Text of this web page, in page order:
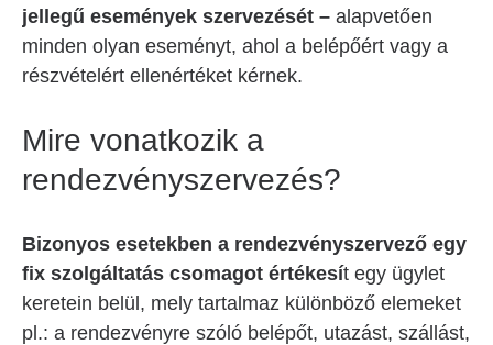
jellegű események szervezését – alapvetően
minden olyan eseményt, ahol a belépőért vagy a
részvételért ellenértéket kérnek.
Mire vonatkozik a
rendezvényszervezés?
Bizonyos esetekben a rendezvényszervező egy
fix szolgáltatás csomagot értékesít egy ügylet
keretein belül, mely tartalmaz különböző elemeket
pl.: a rendezvényre szóló belépőt, utazást, szállást,